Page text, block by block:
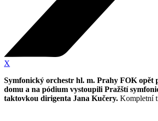
X
Symfonický orchestr hl. m. Prahy FOK opět
domu a na pódium vystoupili Pražští
taktovkou dirigenta Jana Kučery. Kompletní